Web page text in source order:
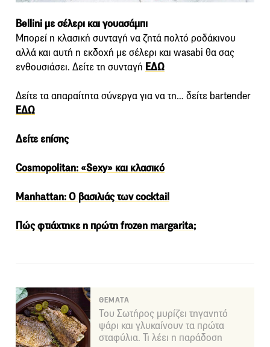
Bellini με σέλερι και γουασάμπι
Μπορεί η κλασική συνταγή να ζητά πολτό ροδάκινου
αλλά και αυτή η εκδοχή με σέλερι και wasabi θα σας
ενθουσιάσει. Δείτε τη συνταγή ΕΔΩ
Δείτε τα απαραίτητα σύνεργα για να τη… δείτε bartender
ΕΔΩ
Δείτε επίσης
Cosmopolitan: «Sexy» και κλασικό
Manhattan: Ο βασιλιάς των cocktail
Πώς φτιάχτηκε η πρώτη frozen margarita;
ΘΕΜΑΤΑ
Του Σωτήρος μυρίζει τηγανητό
ψάρι και γλυκαίνουν τα πρώτα
σταφύλια. Τι λέει η παράδοση